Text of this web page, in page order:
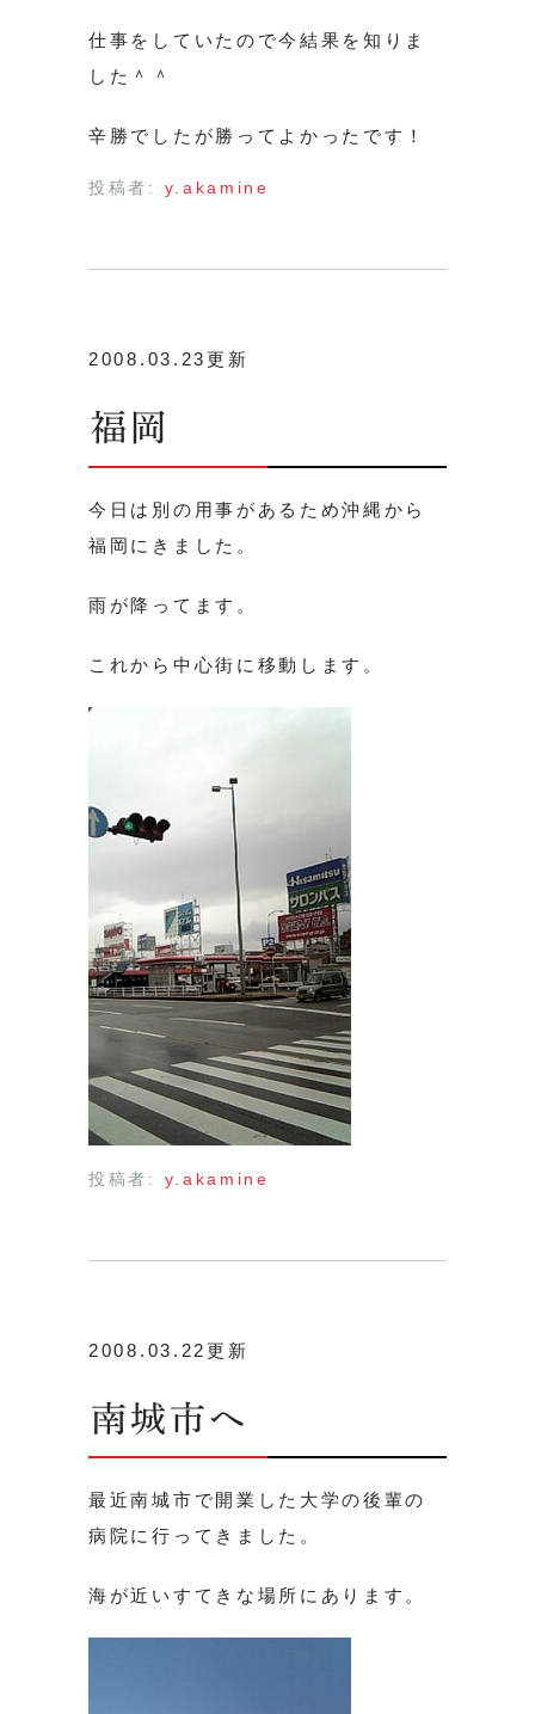
仕事をしていたので今結果を知りま
した＾＾
辛勝でしたが勝ってよかったです！
投稿者: y.akamine
2008.03.23更新
福岡
今日は別の用事があるため沖縄から
福岡にきました。
雨が降ってます。
これから中心街に移動します。
投稿者: y.akamine
2008.03.22更新
南城市へ
最近南城市で開業した大学の後輩の
病院に行ってきました。
海が近いすてきな場所にあります。